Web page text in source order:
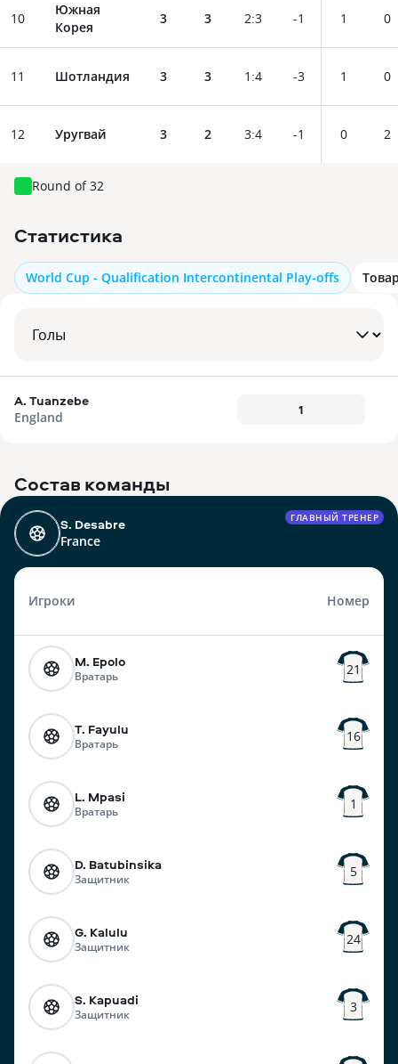
10
Южная
Корея
3 3 2:3 -1 1 0
11 Шотландия 3 3 1 :4 -3 1 0
12 Уругвай 3 2 3:4 -1 0 2
Round of 32
Статистика
World Cup - Qualification Intercontinental Play-offs
A. Tuanzebe
England
1
Состав команды
S. Desabre
France
ГЛАВНЫЙ ТРЕНЕР
Игроки Номер
M. Epolo
Вратарь 21
T. Fayulu
Вратарь 16
L. Mpasi
Вратарь 1
D. Batubinsika
Защитник 5
G. Kalulu
Защитник 24
S. Kapuadi
Защитник 3